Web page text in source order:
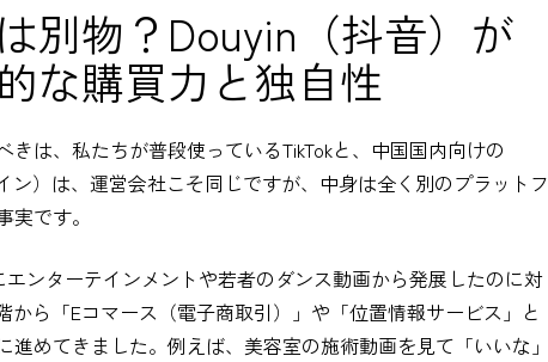
別物？Douyin（抖音）が
な購買力と独自性
は、私たちが普段使っているTikTokと、中国国内向けの
ン）は、運営会社こそ同じですが、中身は全く別のプラットフ
実です。
エンターテインメントや若者のダンス動画から発展したのに対
から「Eコマース（電子商取引）」や「位置情報サービス」と
進めてきました。例えば、美容室の施術動画を見て「いいな」